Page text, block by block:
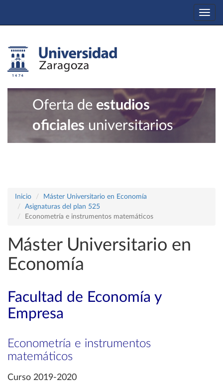
Oferta de estudios
oficiales universitarios
Inicio
Máster Universitario en Economía
Asignaturas del plan 525
Econometría e instrumentos matemáticos
Máster Universitario en
Economía
Facultad de Economía y
Empresa
Econometría e instrumentos
matemáticos
Curso 2019-2020